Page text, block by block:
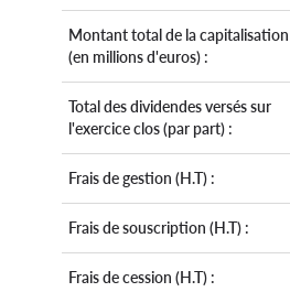
Montant total de la capitalisation
(en millions d'euros) :
Total des dividendes versés sur
l'exercice clos (par part) :
Frais de gestion (H.T) :
Frais de souscription (H.T) :
Frais de cession (H.T) :